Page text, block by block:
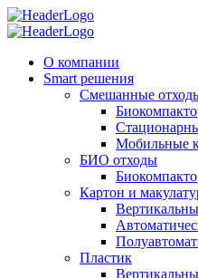
О компании
Smart решения
Смешанные
Мобильные
БИО отходы
Картон и
Пластик